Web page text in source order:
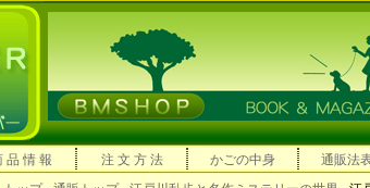
品 情 報 注 文 方 法 かごの中身 通販法